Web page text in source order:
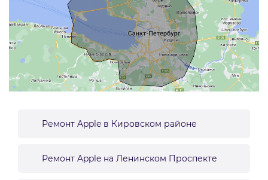
Ремонт Apple в Кировском районе
Ремонт Apple на Ленинском Проспекте